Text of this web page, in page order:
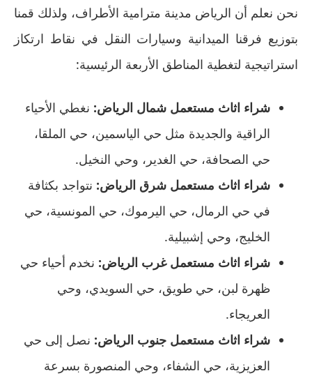
نحن نعلم أن الرياض مدينة مترامية الأطراف، ولذلك قمنا
بتوزيع فرقنا الميدانية وسيارات النقل في نقاط ارتكاز
استراتيجية لتغطية المناطق الأربعة الرئيسية:
شراء اثاث مستعمل شمال الرياض: نغطي الأحياء
الراقية والجديدة مثل حي الياسمين، حي الملقا،
حي الصحافة، حي الغدير، وحي النخيل.
شراء اثاث مستعمل شرق الرياض: نتواجد بكثافة
في حي الرمال، حي اليرموك، حي المونسية، حي
الخليج، وحي إشبيلية.
شراء اثاث مستعمل غرب الرياض: نخدم أحياء حي
ظهرة لبن، حي طويق، حي السويدي، وحي
العريجاء.
شراء اثاث مستعمل جنوب الرياض: نصل إلى حي
العزيزية، حي الشفاء، وحي المنصورة بسرعة